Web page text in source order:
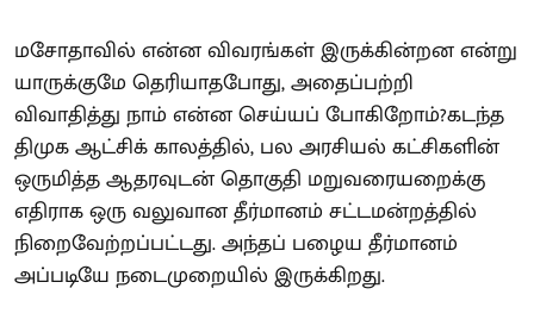
மசோதாவில் என்ன விவரங்கள் இருக்கின்றன என்று
யாருக்குமே தெரியாதபோது, அதைப்பற்றி
விவாதித்து நாம் என்ன செய்யப் போகிறோம்?கடந்த
திமுக ஆட்சிக் காலத்தில், பல அரசியல் கட்சிகளின்
ஒருமித்த ஆதரவுடன் தொகுதி மறுவரையறைக்கு
எதிராக ஒரு வலுவான தீர்மானம் சட்டமன்றத்தில்
நிறைவேற்றப்பட்டது. அந்தப் பழைய தீர்மானம்
அப்படியே நடைமுறையில் இருக்கிறது.